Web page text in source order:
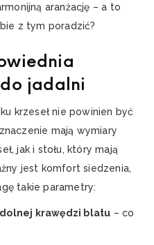
aranżację – a to
z tym poradzić?
do jadalni
krzeseł nie powinien być
mają wymiary
jak i stołu, który mają
jest komfort siedzenia,
takie parametry:
krawędzi blatu – co